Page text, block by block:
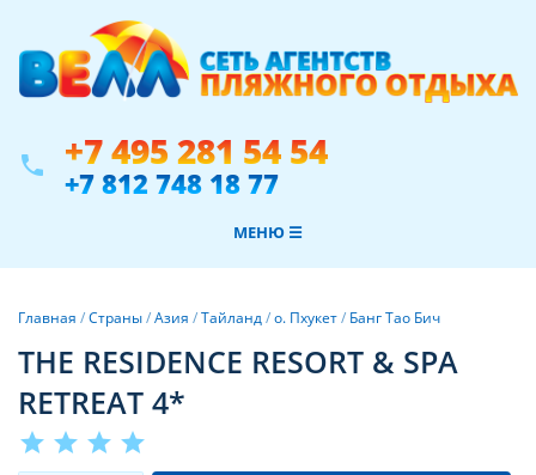
phone +7 495 281 54 54
+7 812 748 18 77
МЕНЮ ☰
Главная /Страны/Азия /Тайланд/о. Пхукет/ Банг Тао Бич
THE RESIDENCE RESORT & SPA
RETREAT 4*
star star star star